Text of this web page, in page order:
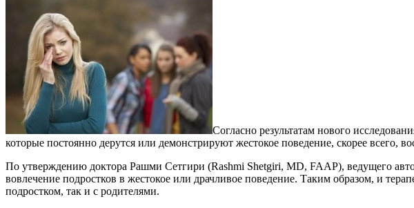
Согласно результатам нового
которые постоянно дерутся или демонстрируют жестокое поведение, скорее всего,
По утверждению доктора Рашми Сетгири (Rashmi Shetgiri, MD, FAAP), ведущего
вовлечение подростков в жестокое или драчливое поведение. Таким образом, и
подростком, так и с родителями.